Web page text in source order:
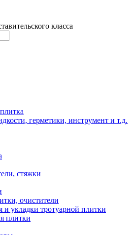
класса
герметики, инструмент и т.д.
стяжки
очистители
укладки тротуарной плитки
плитки